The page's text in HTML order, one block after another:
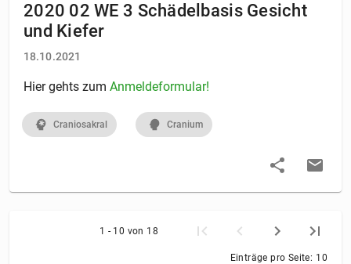
2020 02 WE 3 Schädelbasis Gesicht
und Kiefer
18.10.2021
Hier gehts zum Anmeldeformular!
Craniosakral Cranium
Einträge pro Seite: 10
1 - 10 von 18